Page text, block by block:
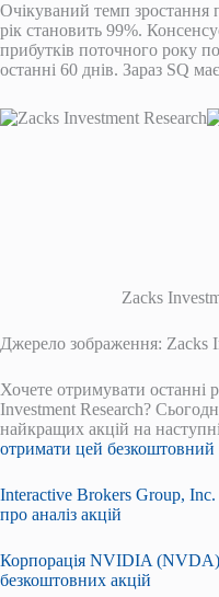
Очікуваний темп зростання
рік становить 99%.
прибутків поточного року
останні 60 днів. Зараз SQ
Zacks
Джерело зображення: Zacks
Хочете отримувати останні
Investment Research?
найкращих акцій на
отримати цей безкоштовний
Interactive Brokers Group,
про аналіз акцій
Корпорація NVIDIA (NVDA):
безкоштовних акцій